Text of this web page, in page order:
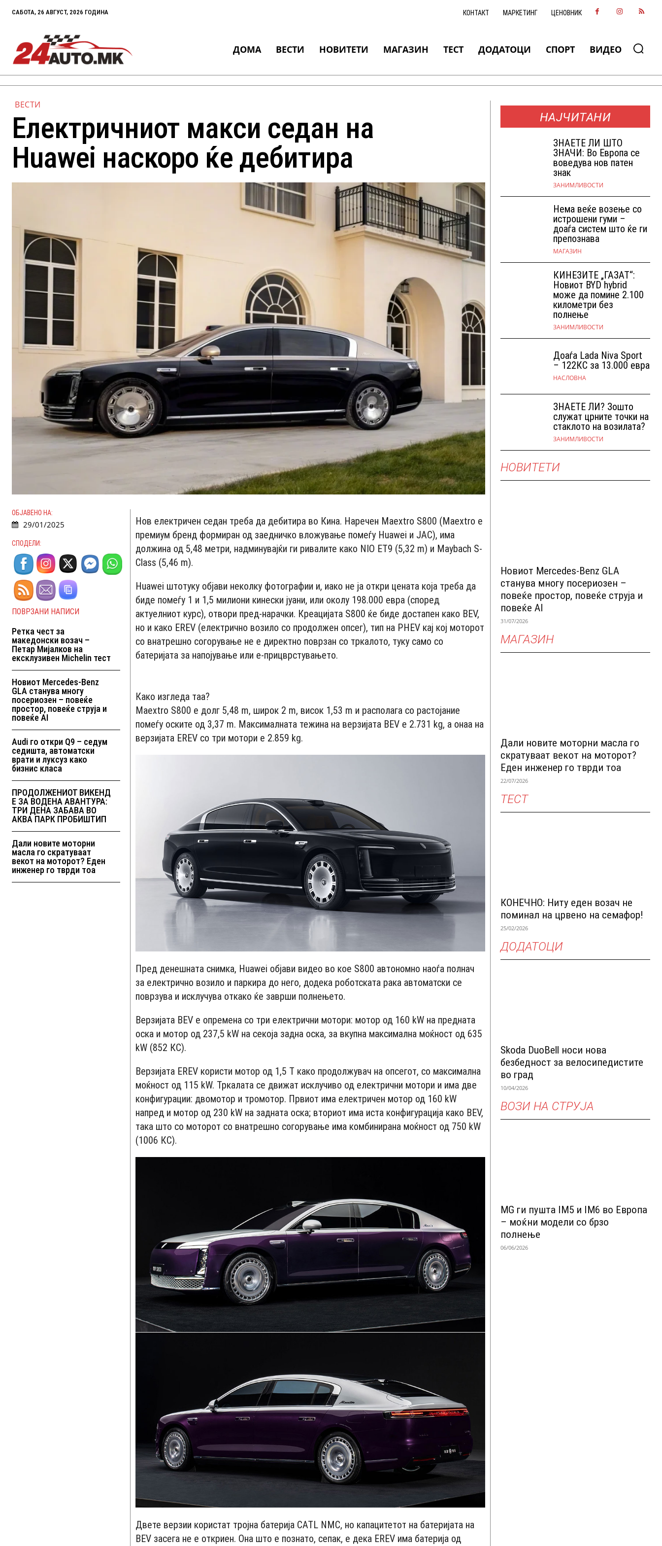
САБОТА, 26 АВГУСТ, 2026 ГОДИНА КОНТАКТ МАРКЕТИНГ ЦЕНОВНИК
ДОМА ВЕСТИ НОВИТЕТИ МАГАЗИН ТЕСТ ДОДАТОЦИ СПОРТ ВИДЕО
ВЕСТИ
Електричниот макси седан на
Huawei наскоро ќе дебитира
ОБЈАВЕНО НА:
29/01/2025
СПОДЕЛИ:
ПОВРЗАНИ НАПИСИ
Ретка чест за
македонски возач –
Петар Мијалков на
ексклузивен Michelin тест
Новиот Mercedes-Benz
GLA станува многу
посериозен – повеќе
простор, повеќе струја и
повеќе AI
Audi го откри Q9 – седум
седишта, автоматски
врати и луксуз како
бизнис класа
ПРОДОЛЖЕНИОТ ВИКЕНД
Е ЗА ВОДЕНА АВАНТУРА:
ТРИ ДЕНА ЗАБАВА ВО
АКВА ПАРК ПРОБИШТИП
Дали новите моторни
масла го скратуваат
векот на моторот? Еден
инженер го тврди тоа
Нов електричен седан треба да дебитира во Кина. Наречен Maextro S800 (Maextro е
премиум бренд формиран од заедничко вложување помеѓу Huawei и JAC), има
должина од 5,48 метри, надминувајќи ги ривалите како NIO ET9 (5,32 m) и Maybach S-
Class (5,46 m).
Huawei штотуку објави неколку фотографии и, иако не ја откри цената која треба да
биде помеѓу 1 и 1,5 милиони кинески јуани, или околу 198.000 евра (според
актуелниот курс), отвори пред-нарачки. Креацијата S800 ќе биде достапен како BEV,
но и како EREV (електрично возило со продолжен опсег), тип на PHEV кај кој моторот
со внатрешно согорување не е директно поврзан со тркалото, туку само со
батеријата за напојување или е-прицврстувањето.
Како изгледа таа?
Maextro S800 е долг 5,48 m, широк 2 m, висок 1,53 m и располага со растојание
помеѓу оските од 3,37 m. Максималната тежина на верзијата BEV е 2.731 kg, а онаа на
верзијата EREV со три мотори е 2.859 kg.
Пред денешната снимка, Huawei објави видео во кое S800 автономно наоѓа полнач
за електрично возило и паркира до него, додека роботската рака автоматски се
поврзува и исклучува откако ќе заврши полнењето.
Верзијата BEV е опремена со три електрични мотори: мотор од 160 kW на предната
оска и мотор од 237,5 kW на секоја задна оска, за вкупна максимална моќност од 635
kW (852 КС).
Верзијата EREV користи мотор од 1,5 T како продолжувач на опсегот, со максимална
моќност од 115 kW. Тркалата се движат исклучиво од електрични мотори и има две
конфигурации: двомотор и тромотор. Првиот има електричен мотор од 160 kW
напред и мотор од 230 kW на задната оска; вториот има иста конфигурација како BEV,
така што со моторот со внатрешно согорување има комбинирана моќност од 750 kW
(1006 КС).
Двете верзии користат тројна батерија CATL NMC, но капацитетот на батеријата на
BEV засега не е откриен. Она што е познато, сепак, е дека EREV има батерија од
НАЈЧИТАНИ
ЗНАEТЕ ЛИ ШТО
ЗНАЧИ: Во Европа се
воведува нов патен
знак
ЗАНИМЛИВОСТИ
Нема веќе возење со
истрошени гуми –
доаѓа систем што ќе ги
препознава
МАГАЗИН
КИНЕЗИТЕ „ГАЗАТ“:
Новиот BYD hybrid
може да помине 2.100
километри без
полнење
ЗАНИМЛИВОСТИ
Доаѓа Lada Niva Sport
– 122КС за 13.000 евра
НАСЛОВНА
ЗНАЕТЕ ЛИ? Зошто
служат црните точки на
стаклото на возилата?
ЗАНИМЛИВОСТИ
НОВИТЕТИ
Новиот Mercedes-Benz GLA
станува многу посериозен –
повеќе простор, повеќе струја и
повеќе AI
31/07/2026
МАГАЗИН
Дали новите моторни масла го
скратуваат векот на моторот?
Еден инженер го тврди тоа
22/07/2026
ТЕСТ
КОНЕЧНО: Ниту еден возач не
поминал на црвено на семафор!
25/02/2026
ДОДАТОЦИ
Skoda DuoBell носи нова
безбедност за велосипедистите
во град
10/04/2026
ВОЗИ НА СТРУЈА
MG ги пушта IM5 и IM6 во Европа
– моќни модели со брзо
полнење
06/06/2026